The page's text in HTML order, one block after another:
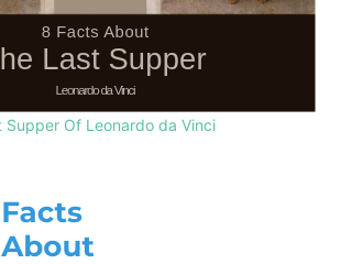
Supper Of Leonardo da Vinci